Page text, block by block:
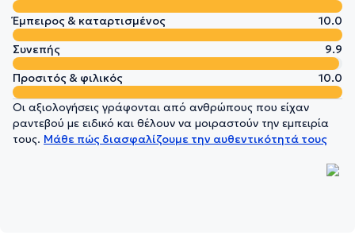
Έμπειρος & καταρτισμένος
10.0
Συνεπής
9.9
Προσιτός & φιλικός
10.0
Οι αξιολογήσεις γράφονται από ανθρώπους που είχαν
ραντεβού με ειδικό και θέλουν να μοιραστούν την εμπειρία
τους. Μάθε πώς διασφαλίζουμε την αυθεντικότητά τους